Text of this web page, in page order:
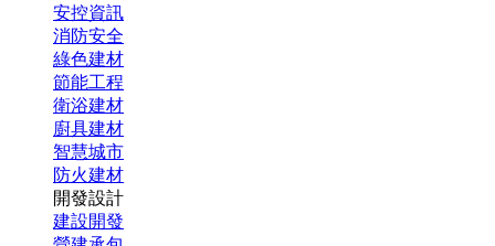
安控資訊
消防安全
綠色建材
節能工程
衛浴建材
廚具建材
智慧城市
防火建材
開發設計
建設開發